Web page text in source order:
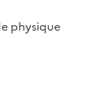
physique